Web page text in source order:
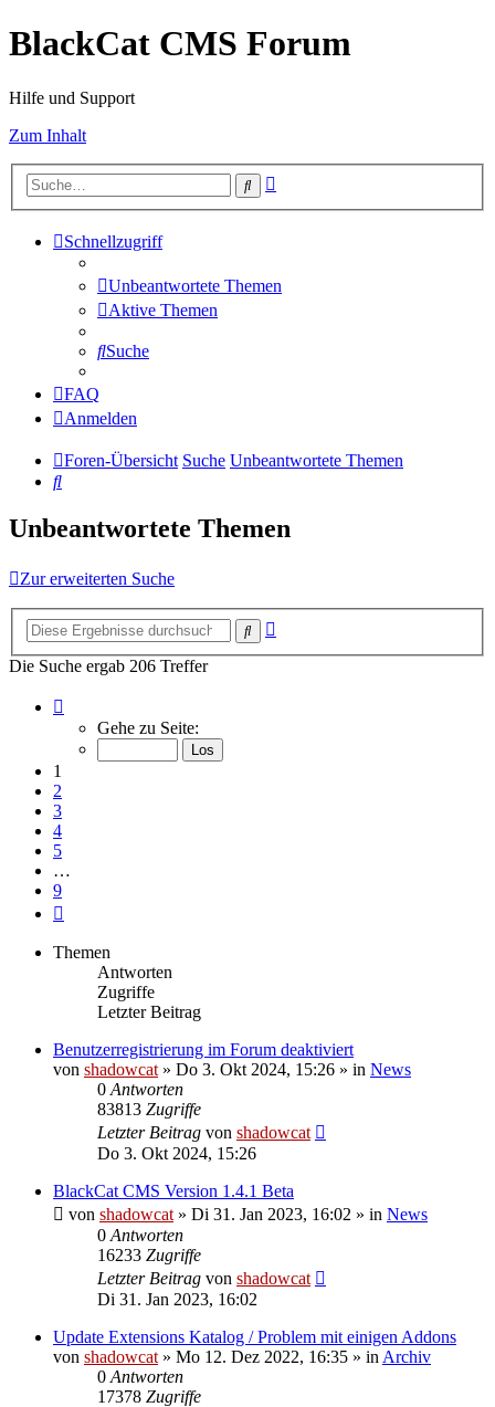
BlackCat CMS Forum
Hilfe und Support
Zum Inhalt
Suche
Schnellzugriff
Unbeantwortete Themen
Aktive Themen
Suche
FAQ
Anmelden
Foren-Übersicht Suche Unbeantwortete Themen
Suche
Unbeantwortete Themen
Zur erweiterten Suche
Suche
Die Suche ergab 206 Treffer
von
Gehe zu Seite:
1
2
3
4
5
…
9
Themen
Antworten
Zugriffe
Letzter Beitrag
Benutzerregistrierung im Forum deaktiviert
von shadowcat » Do 3. Okt 2024, 15:26 » in News
0 Antworten
83813 Zugriffe
Letzter Beitrag von shadowcat
Do 3. Okt 2024, 15:26
BlackCat CMS Version 1.4.1 Beta
von shadowcat » Di 31. Jan 2023, 16:02 » in News
0 Antworten
16233 Zugriffe
Letzter Beitrag von shadowcat
Di 31. Jan 2023, 16:02
Update Extensions Katalog / Problem mit einigen Addons
von shadowcat » Mo 12. Dez 2022, 16:35 » in Archiv
0 Antworten
17378 Zugriffe